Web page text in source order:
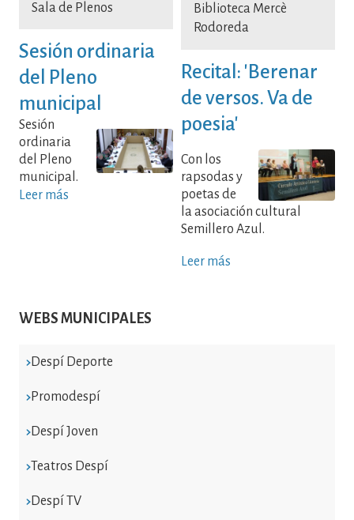
WEBS MUNICIPALES
Despí Deporte
Promodespí
Despí Joven
Teatros Despí
Despí TV
Sala de Plenos
Sesión ordinaria
del Pleno
municipal
Sesión
ordinaria
del Pleno
municipal.
Leer más
Biblioteca Mercè
Rodoreda
Recital: 'Berenar
de versos. Va de
poesia'
Con los
rapsodas y
poetas de
la asociación cultural
Semillero Azul.
Leer más